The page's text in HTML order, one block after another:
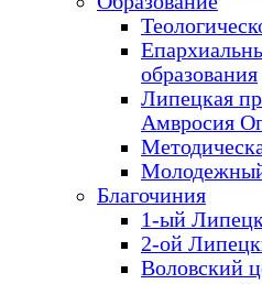
образования
Липецкая
Амвросия
Благочиния
1-ый
2-ой
Воловский